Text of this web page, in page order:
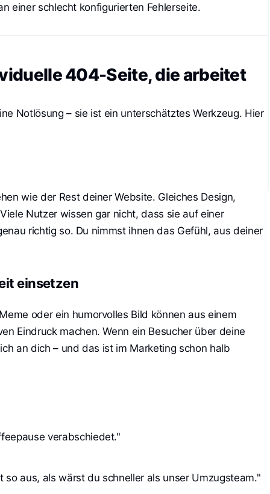
einer schlecht konfigurierten Fehlerseite.
404-Seite, die arbeitet
Notlösung – sie ist ein unterschätztes Werkzeug. Hier
wie der Rest deiner Website. Gleiches Design,
Nutzer wissen gar nicht, dass sie auf einer
richtig so. Du nimmst ihnen das Gefühl, aus deiner
einsetzen
oder ein humorvolles Bild können aus einem
Eindruck machen. Wenn ein Besucher über deine
an dich – und das ist im Marketing schon halb
verabschiedet."
so aus, als wärst du schneller als unser Umzugsteam."